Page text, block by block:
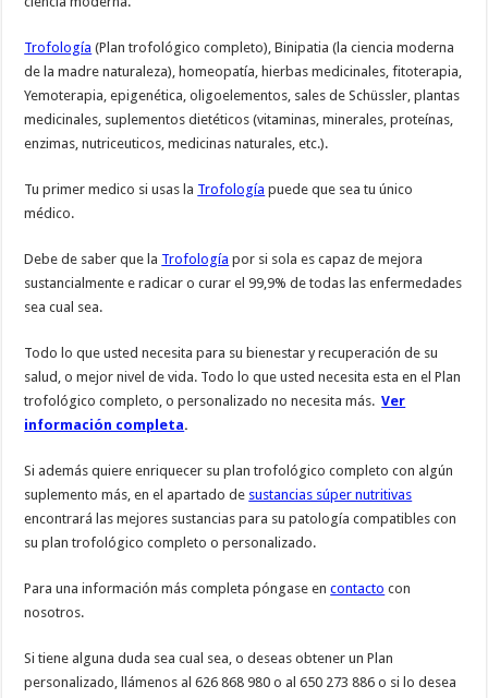
Trofología (Plan trofológico completo), Binipatia (la ciencia moderna
de la madre naturaleza), homeopatía, hierbas medicinales, fitoterapia,
Yemoterapia, epigenética, oligoelementos, sales de Schüssler, plantas
medicinales, suplementos dietéticos (vitaminas, minerales, proteínas,
enzimas, nutriceuticos, medicinas naturales, etc.).
Tu primer medico si usas la Trofología puede que sea tu único
médico.
Debe de saber que la Trofología por si sola es capaz de mejora
sustancialmente e radicar o curar el 99,9% de todas las enfermedades
sea cual sea.
Todo lo que usted necesita para su bienestar y recuperación de su
salud, o mejor nivel de vida. Todo lo que usted necesita esta en el Plan
trofológico completo, o personalizado no necesita más.Ver
información completa.
Si además quiere enriquecer su plan trofológico completo con algún
suplemento más, en el apartado de sustancias súper nutritivas
encontrará las mejores sustancias para su patología compatibles con
su plan trofológico completo o personalizado.
Para una información más completa póngase encontacto con
nosotros.
Si tiene alguna duda sea cual sea, o deseas obtener un Plan
personalizado, llámenos al 626 868 980 o al 650 273 886 o si lo desea